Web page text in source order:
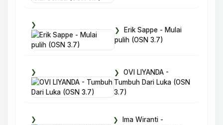
Erik Sappe - Mulai
pulih (OSN 3.7)
OVI LIYANDA -
Tumbuh Dari Luka (OSN
3.7)
Ima Wiranti -